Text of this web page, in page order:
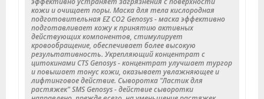
кожи и очищает поры. Маска для тела кислородная
подготовительная EZ CO2 Genosys - маска эффективно
подготавливает кожу к принятию активных
действующих компонентов, стимулирует
кровообращение, обеспечивает более высокую
результативность. Укрепляющий концентрат с
цитокинами CTS Genosys - концентрат улучшает тургор
и повышает тонус кожи, оказывает увлажняющее и
лифтинговое действие. Сыворотка "Ластик для
растяжек" SMS Genosys - действие сыворотки